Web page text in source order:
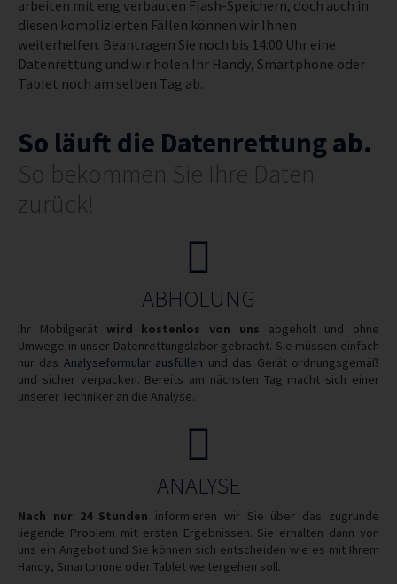
arbeiten mit eng verbauten Flash-Speichern, doch auch in
diesen komplizierten Fällen können wir Ihnen
weiterhelfen. Beantragen Sie noch bis 14:00 Uhr eine
Datenrettung und wir holen Ihr Handy, Smartphone oder
Tablet noch am selben Tag ab.
So läuft die Datenrettung ab.
So bekommen Sie Ihre Daten
zurück!
ABHOLUNG
Ihr Mobilgerät wird kostenlos von uns abgeholt und ohne
Umwege in unser Datenrettungslabor gebracht. Sie müssen einfach
nur das Analyseformular ausfüllen und das Gerät ordnungsgemäß
und sicher verpacken. Bereits am nächsten Tag macht sich einer
unserer Techniker an die Analyse.
ANALYSE
Nach nur 24 Stunden informieren wir Sie über das zugrunde
liegende Problem mit ersten Ergebnissen. Sie erhalten dann von
uns ein Angebot und Sie können sich entscheiden wie es mit Ihrem
Handy, Smartphone oder Tablet weitergehen soll.